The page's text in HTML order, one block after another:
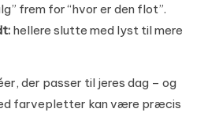
frem for “hvor er den flot”.
hellere slutte med lyst til mere
der passer til jeres dag – og
farvepletter kan være præcis